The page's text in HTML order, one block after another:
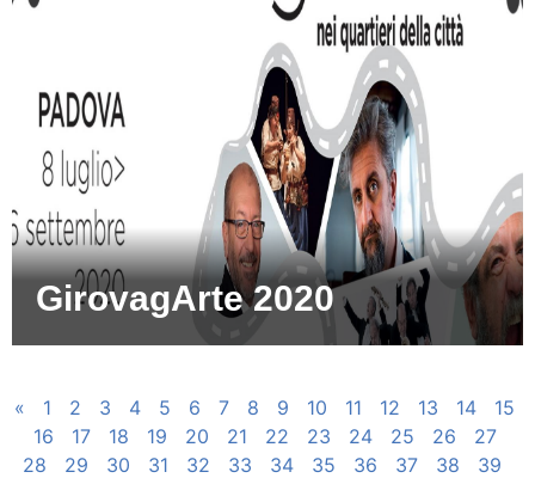
GirovagArte 2020
« 1 2 3 4 5 6 7 8 9 10 11 12 13 14
15
16
17 18 19 20 21 22 23 24 25 26
27
28
29 30 31 32 33 34 35 36 37 38
39